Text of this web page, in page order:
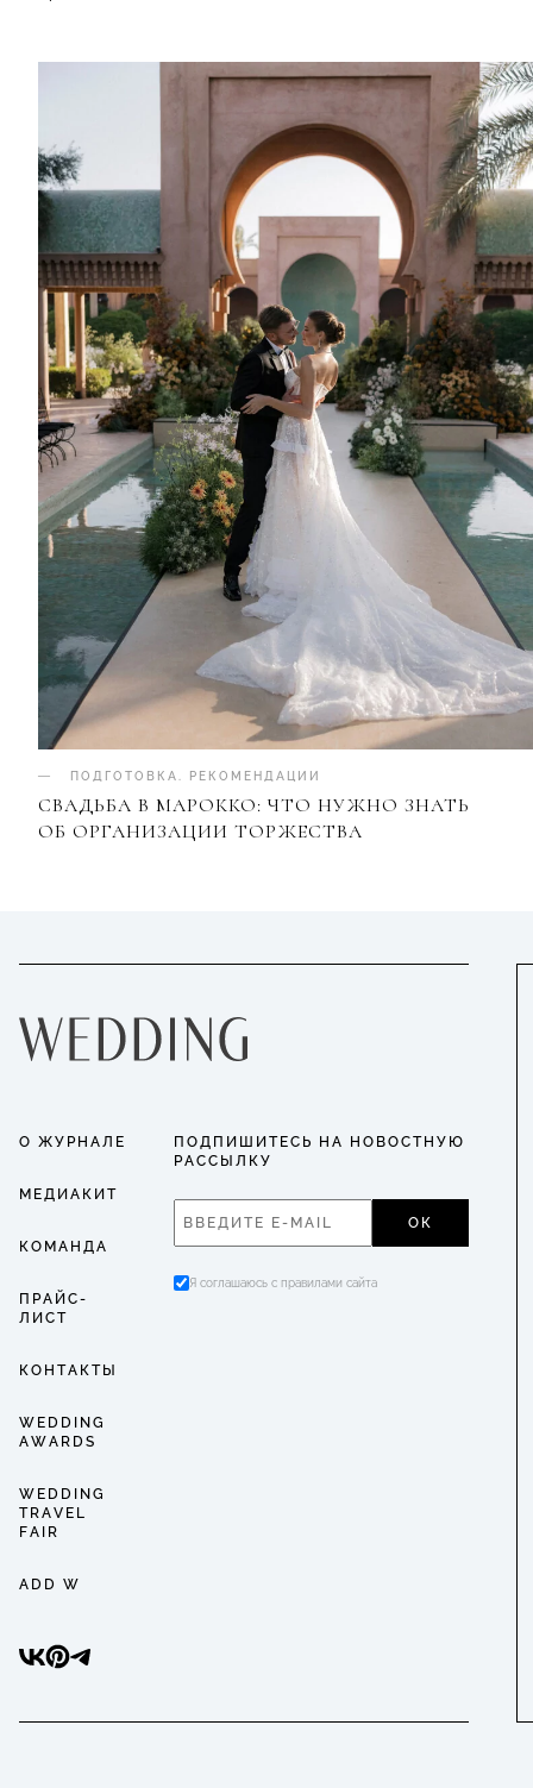
ПОДГОТОВКА. РЕКОМЕНДАЦИИ
СВАДЬБА В МАРОККО: ЧТО НУЖНО ЗНАТЬ
ОБ ОРГАНИЗАЦИИ ТОРЖЕСТВА
О ЖУРНАЛЕ
МЕДИАКИТ
КОМАНДА
ПРАЙС-
ЛИСТ
КОНТАКТЫ
WEDDING
AWARDS
WEDDING
TRAVEL
FAIR
ADD W
ПОДПИШИТЕСЬ НА НОВОСТНУЮ
РАССЫЛКУ
ОК
Я соглашаюсь с правилами сайта